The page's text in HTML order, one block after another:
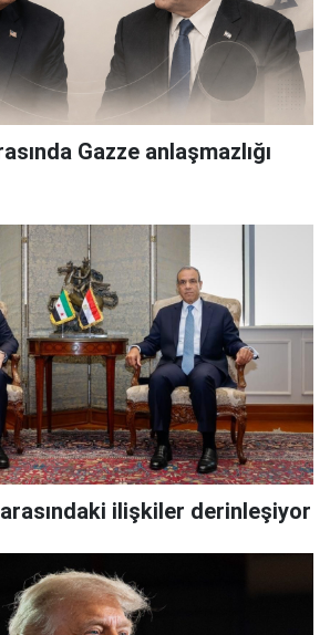
Gazze anlaşmazlığı
ilişkiler derinleşiyor